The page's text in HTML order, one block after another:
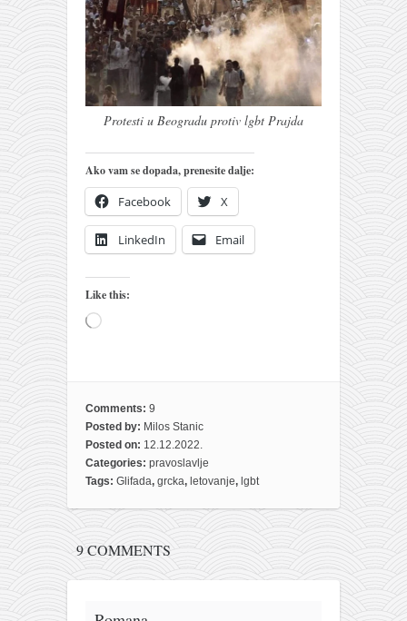
Protesti u Beogradu protiv lgbt Prajda
Ako vam se dopada, prenesite dalje:
Facebook X
LinkedIn Email
Like this:
Loading…
Comments: 9
Posted by: Milos Stanic
Posted on: 12.12.2022.
Categories: pravoslavlje
Tags: Glifada, grcka, letovanje, lgbt
9 COMMENTS